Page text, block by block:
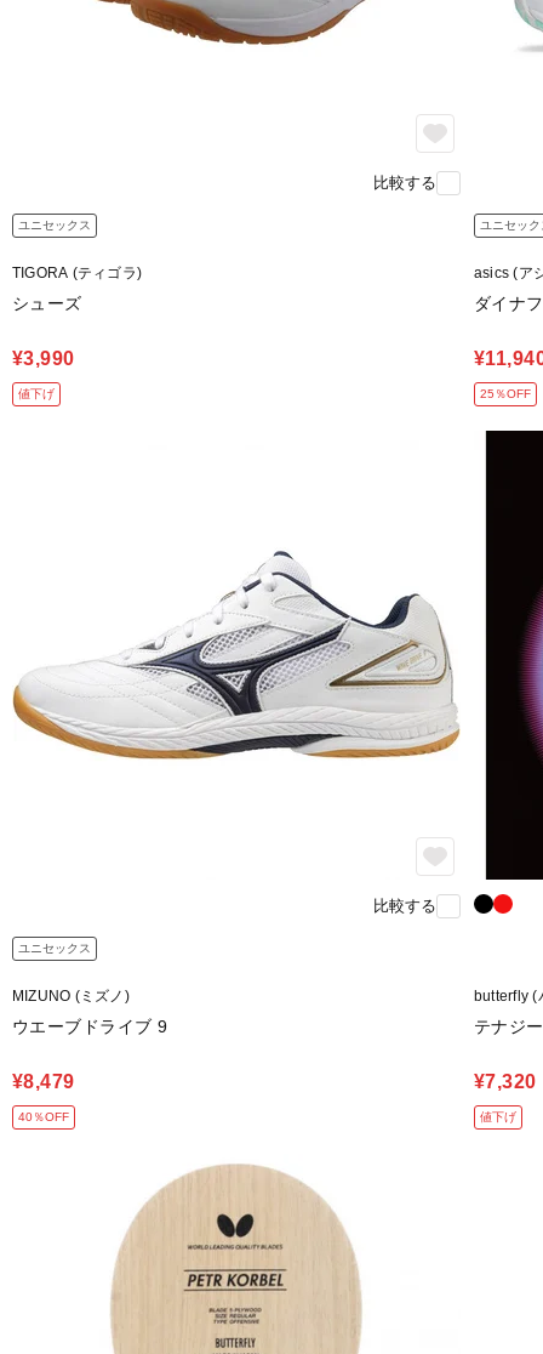
比較する
ユニセックス
TIGORA (ティゴラ)
シューズ
¥3,990
値下げ
ユニセック
asics (ア
ダイナ
25％OFF
比較する
ユニセックス
MIZUNO (ミズノ)
ウエーブドライブ 9
¥8,479
40％OFF
butterfly (
テナジ
¥7,320
値下げ